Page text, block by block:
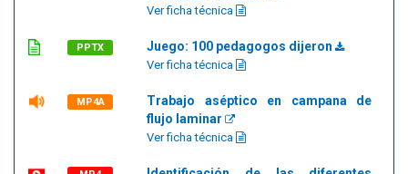
Ver ficha técnica
PPTX Juego: 100 pedagogos dijeron
Ver ficha técnica
MP4A
Trabajo aséptico en campana de
flujo laminar
Ver ficha técnica